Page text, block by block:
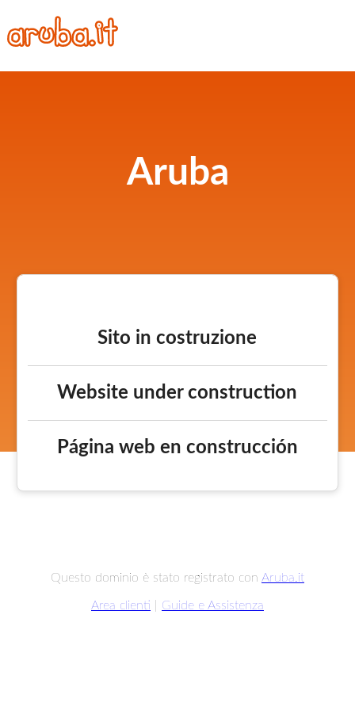
Aruba
Sito in costruzione
Website under construction
Página web en construcción
Questo dominio è stato registrato con Aruba.it
Area clienti Guide e Assistenza